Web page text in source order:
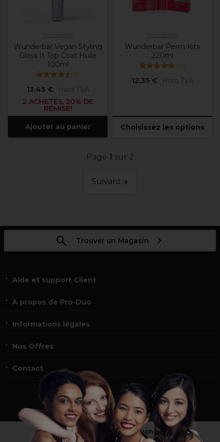
Wunderbar Vegan Styling
Gloss It Top Coat Huile
100ml
(5)
13,45 €
Hors TVA
2 ACHETÉS, 20% DE
REMISE!
Ajouter au panier
Wunderbar Perm Kits
220ml
(10)
12,35 € Hors TVA
Choisissez les options
Page 1 sur 2
Suivant
Trouver un Magasin
Aide et support Client
À propos de Pro-Duo
Informations légales
Nos Offres
Contact
Vous n’êtes pas un professionnel ?